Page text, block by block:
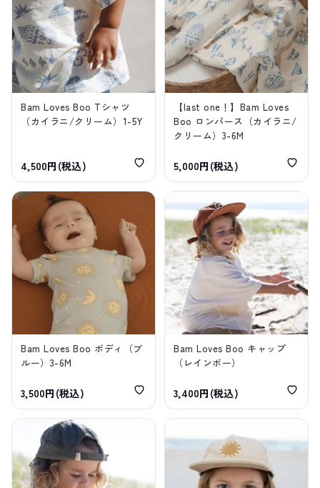
Bam Loves Boo Tシャツ
（カイラニ/クリーム）1-5Y
4,500円(税込)
【last one！】Bam Loves
Boo ロンパース（カイラニ/
クリーム）3-6M
5,000円(税込)
Bam Loves Boo ボディ（ブ
ルー）3-6M
3,500円(税込)
Bam Loves Boo キャップ
（レインボー）
3,400円(税込)